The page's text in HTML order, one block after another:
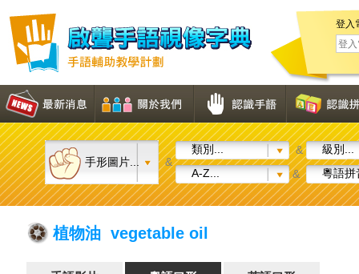
登入
手形圖片... &
類別... &
級別...
A-Z...
& 粵語拼
植物油 vegetable oil